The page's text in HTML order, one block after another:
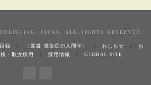
JAPAN. ALL RIGHTS RESERVED.
録 〈叢書 感染症の人間学〉 おしらせ
お
・取次様用 採用情報 GLOBAL SITE